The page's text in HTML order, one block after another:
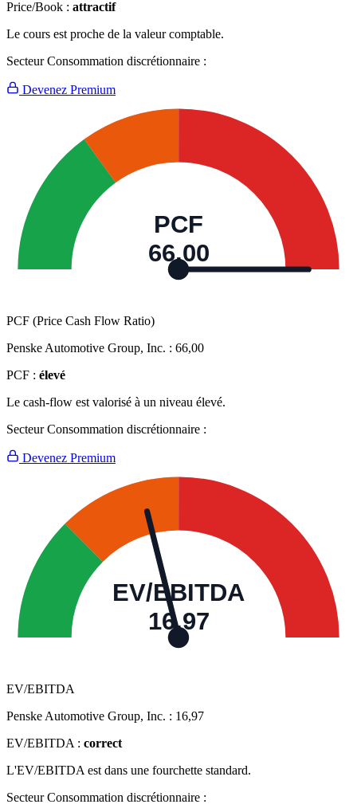
Price/Book : attractif
Le cours est proche de la valeur comptable.
Secteur Consommation discrétionnaire :
Devenez Premium
PCF
66,00
PCF (Price Cash Flow Ratio)
Penske Automotive Group, Inc. : 66,00
PCF : élevé
Le cash-flow est valorisé à un niveau élevé.
Secteur Consommation discrétionnaire :
Devenez Premium
EV/EBITDA
16,97
EV/EBITDA
Penske Automotive Group, Inc. : 16,97
EV/EBITDA : correct
L'EV/EBITDA est dans une fourchette standard.
Secteur Consommation discrétionnaire :